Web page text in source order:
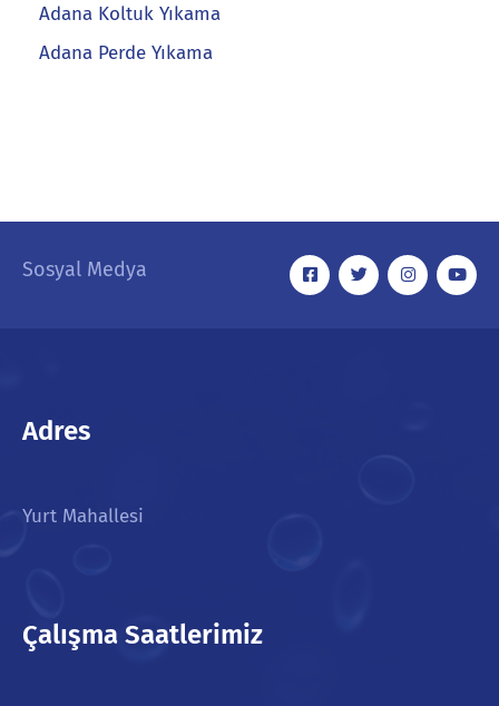
Adana Koltuk Yıkama
Adana Perde Yıkama
Sosyal Medya
Adres
Yurt Mahallesi
Çalışma Saatlerimiz